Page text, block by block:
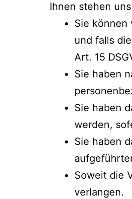
Ihnen stehen
Sie können
und falls
Art. 15
Sie haben
Sie haben
werden,
Sie haben
Soweit die
verlangen.